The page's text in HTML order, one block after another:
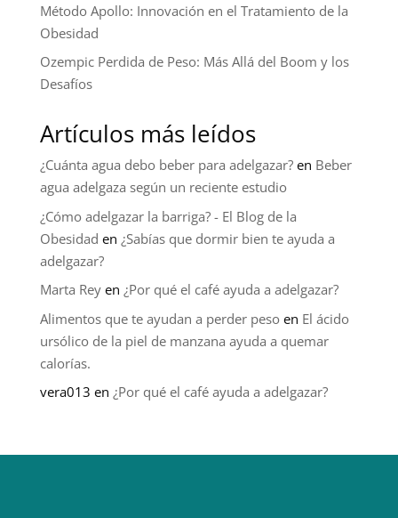
Método Apollo: Innovación en el Tratamiento de la
Obesidad
Ozempic Perdida de Peso: Más Allá del Boom y los
Desafíos
Artículos más leídos
¿Cuánta agua debo beber para adelgazar?en Beber
agua adelgaza según un reciente estudio
¿Cómo adelgazar la barriga? - El Blog de la
Obesidad en ¿Sabías que dormir bien te ayuda a
adelgazar?
Marta Reyen ¿Por qué el café ayuda a adelgazar?
Alimentos que te ayudan a perder pesoen El ácido
ursólico de la piel de manzana ayuda a quemar
calorías.
vera013 en ¿Por qué el café ayuda a adelgazar?